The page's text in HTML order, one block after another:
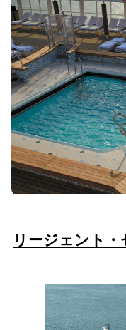
リージェント